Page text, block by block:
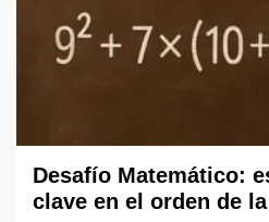
Desafío Matemático:
clave en el orden de